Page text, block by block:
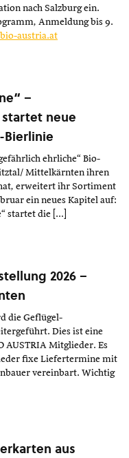
nach Salzburg ein.
Anmeldung bis 9.
austria.at
–
neue
Bierlinie
ehrliche“ Bio-
Mittelkärnten ihren
erweitert ihr Sortiment
ein neues Kapitel auf:
startet die […]
2026 –
die Geflügel-
Dies ist eine
AUSTRIA Mitglieder. Es
fixe Liefertermine mit
vereinbart. Wichtig
aus